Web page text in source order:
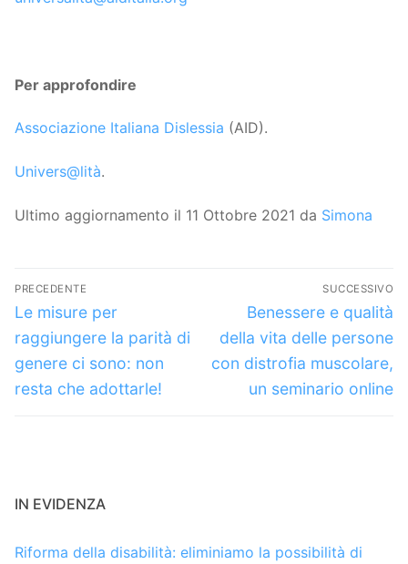
Per approfondire
Associazione Italiana Dislessia (AID).
Univers@lità.
Ultimo aggiornamento il 11 Ottobre 2021 da Simona
Navigazione
articoli
PRECEDENTE
Articolo
precedente:
Le misure per
raggiungere la parità di
genere ci sono: non
resta che adottarle!
SUCCESSIVO
Articolo
successivo:
Benessere e qualità
della vita delle persone
con distrofia muscolare,
un seminario online
IN EVIDENZA
Riforma della disabilità: eliminiamo la possibilità di